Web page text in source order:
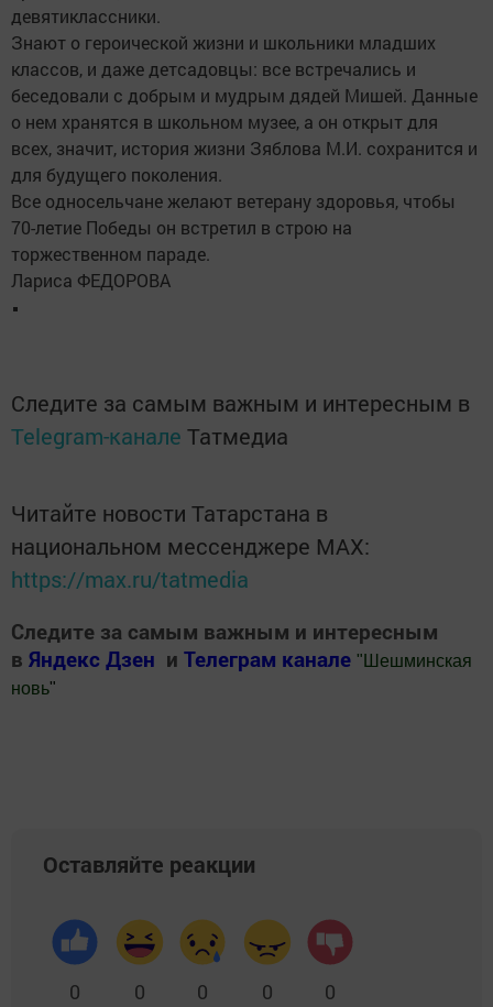
девятиклассники.
Знают о героической жизни и школьники младших
классов, и даже детсадовцы: все встречались и
беседовали с добрым и мудрым дядей Мишей. Данные
о нем хранятся в школьном музее, а он открыт для
всех, значит, история жизни Зяблова М.И. сохранится и
для будущего поколения.
Все односельчане желают ветерану здоровья, чтобы
70-летие Победы он встретил в строю на
торжественном параде.
Лариса ФЕДОРОВА
Следите за самым важным и интересным в
Telegram-канале Татмедиа
Читайте новости Татарстана в
национальном мессенджере MАХ:
https://max.ru/tatmedia
Следите за самым важным и интересным
в Яндекс Дзен и Телеграм канале " Шешминская
новь"
Оставляйте реакции
0 0 0 0 0